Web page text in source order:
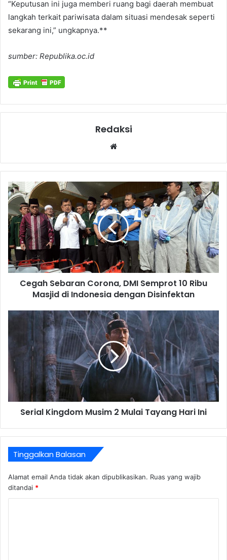
“Keputusan ini juga memberi ruang bagi daerah membuat
langkah terkait pariwisata dalam situasi mendesak seperti
sekarang ini,” ungkapnya.**
sumber: Republika.oc.id
Redaksi
Cegah Sebaran Corona, DMI Semprot 10 Ribu
Masjid di Indonesia dengan Disinfektan
Serial Kingdom Musim 2 Mulai Tayang Hari Ini
Tinggalkan Balasan
Alamat email Anda tidak akan dipublikasikan. Ruas yang wajib
ditandai *